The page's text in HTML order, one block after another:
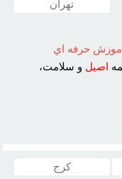
تهران
حرفه اي
اصيل و سلامت،
کرج